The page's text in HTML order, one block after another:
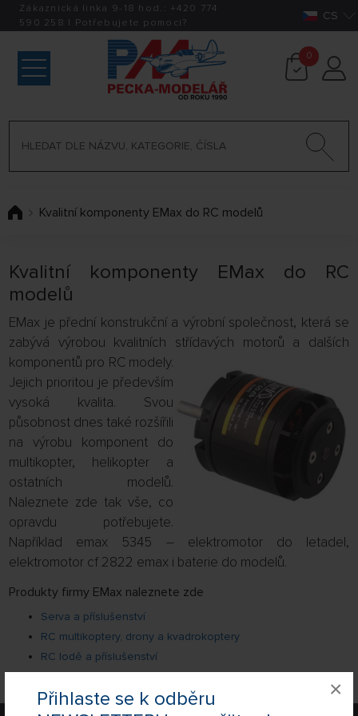
Přihlaste se k odběru
×
Zákaznická linka 9-18 hod.: +420 774
590 258 | Potřebujete pomoci? CS
0
Kvalitní komponenty EMax do RC modelů
Kvalitní komponenty EMax do RC
modelů
EMax je přední konstrukční a výrobní společnost, která se
zabývá výrobou kvalitních střídavých motorů a dalších
komponentů pro RC modely.
Jejich prioritou je především
vysoká kvalita. Svou
působnost dnes také rozšířili
na výrobu komponent do
multikopter, helikopter a
ostatních modelů.
Naleznete zde tak vše, co
opravdu potřebujete.
Například emax 5345 – elektromotor do letadel,
elektromotor cf 2822 emax i baterie do modelů.
Produkty firmy EMax naleznete zde
Serva a příslušenství
RC multikoptery, drony a kvadrokoptery
RC lodě a příslušenství
Regulátory otáček a spínače